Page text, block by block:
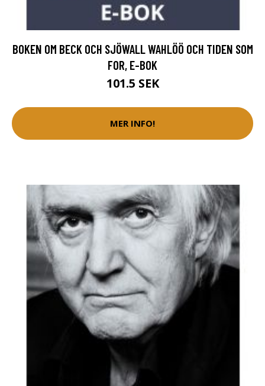
BOKEN OM BECK OCH SJÖWALL WAHLÖÖ OCH TIDEN SOM
FOR, E-BOK
101.5 SEK
MER INFO!